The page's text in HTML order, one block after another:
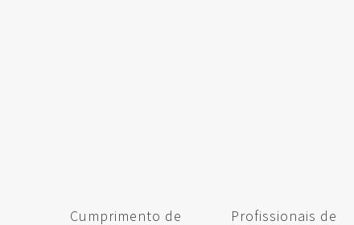
Cumprimento de
Profissionais de